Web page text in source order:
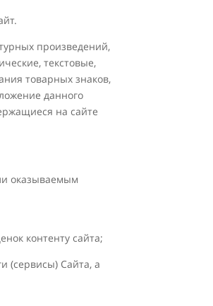
произведений,
текстовые,
товарных знаков,
данного
на сайте
оказываемым
контенту сайта;
(сервисы) Сайта, а